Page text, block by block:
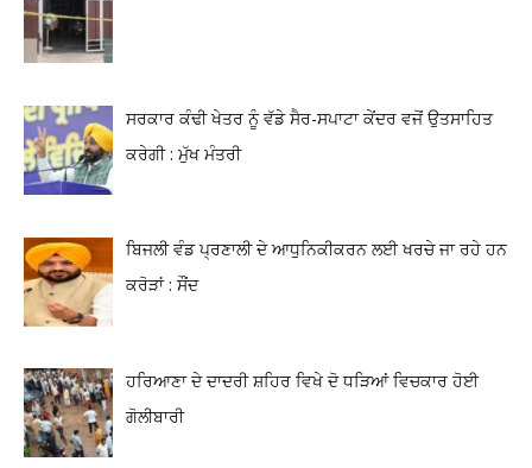
ਸਰਕਾਰ ਕੰਢੀ ਖੇਤਰ ਨੂੰ ਵੱਡੇ ਸੈਰ-ਸਪਾਟਾ ਕੇਂਦਰ ਵਜੋਂ ਉਤਸਾਹਿਤ
ਕਰੇਗੀ : ਮੁੱਖ ਮੰਤਰੀ
ਬਿਜਲੀ ਵੰਡ ਪ੍ਰਣਾਲੀ ਦੇ ਆਧੁਨਿਕੀਕਰਨ ਲਈ ਖਰਚੇ ਜਾ ਰਹੇ ਹਨ
ਕਰੋੜਾਂ : ਸੌਂਦ
ਹਰਿਆਣਾ ਦੇ ਦਾਦਰੀ ਸ਼ਹਿਰ ਵਿਖੇ ਦੋ ਧੜਿਆਂ ਵਿਚਕਾਰ ਹੋਈ
ਗੋਲੀਬਾਰੀ